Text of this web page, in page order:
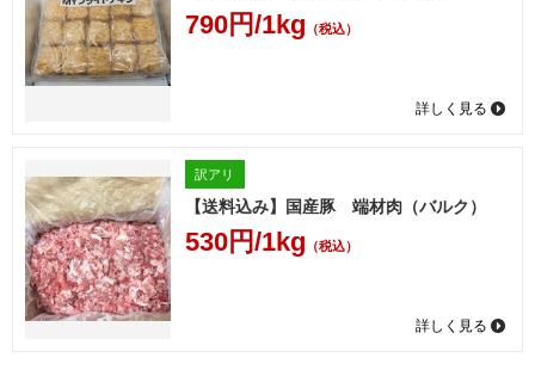
790円/1kg （税込）
詳しく見る
訳アリ
【送料込み】国産豚 端材肉（バルク）
530円/1kg （税込）
詳しく見る